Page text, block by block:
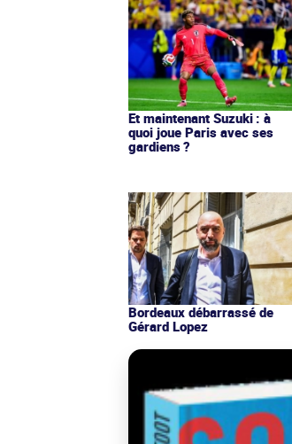
Et maintenant Suzuki : à
quoi joue Paris avec ses
gardiens ?
Bordeaux débarrassé de
Gérard Lopez